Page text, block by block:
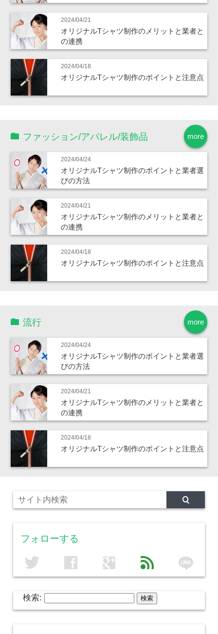
2024/04/21
オリジナルTシャツ制作のメリットと業者と
の連携
2024/04/18
オリジナルTシャツ制作のポイントと注意点
more
ファッション/アパレル/装飾品
2024/04/24
オリジナルTシャツ制作のポイントと業者選
びの方法
2024/04/21
オリジナルTシャツ制作のメリットと業者と
の連携
2024/04/18
オリジナルTシャツ制作のポイントと注意点
more
流行
2024/04/24
オリジナルTシャツ制作のポイントと業者選
びの方法
2024/04/21
オリジナルTシャツ制作のメリットと業者と
の連携
2024/04/18
オリジナルTシャツ制作のポイントと注意点
フォローする
twitter facebook google feed line
検索: